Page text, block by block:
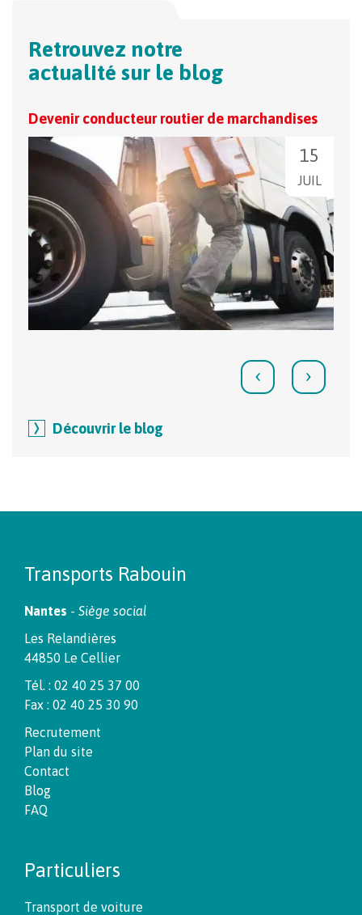
Retrouvez notre
actualité sur le blog
Devenir conducteur routier de marchandises
15
JUIL
‹ ›
Découvrir le blog
Transports Rabouin
Nantes - Siège social
Les Relandières
44850 Le Cellier
Tél. : 02 40 25 37 00
Fax : 02 40 25 30 90
Recrutement
Plan du site
Contact
Blog
FAQ
Particuliers
Transport de voiture